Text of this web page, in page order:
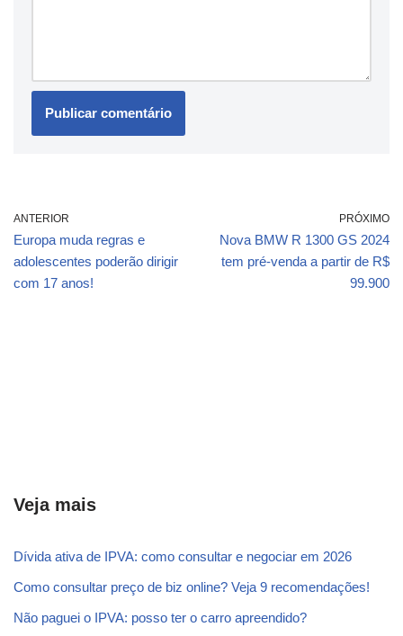
ANTERIOR
Europa muda regras e
adolescentes poderão dirigir
com 17 anos!
PRÓXIMO
Nova BMW R 1300 GS 2024
tem pré-venda a partir de R$
99.900
Veja mais
Dívida ativa de IPVA: como consultar e negociar em 2026
Como consultar preço de biz online? Veja 9 recomendações!
Não paguei o IPVA: posso ter o carro apreendido?